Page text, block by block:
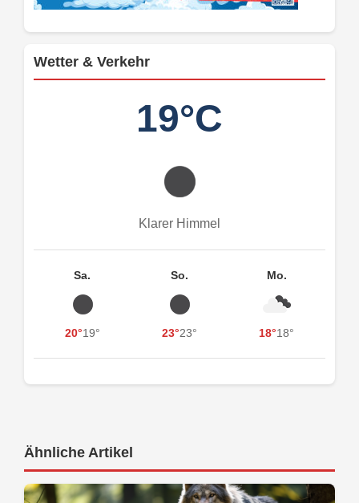
Wetter & Verkehr
19°C
Klarer Himmel
Sa.
20°19°
So.
23°23°
Mo.
18°18°
Ähnliche Artikel